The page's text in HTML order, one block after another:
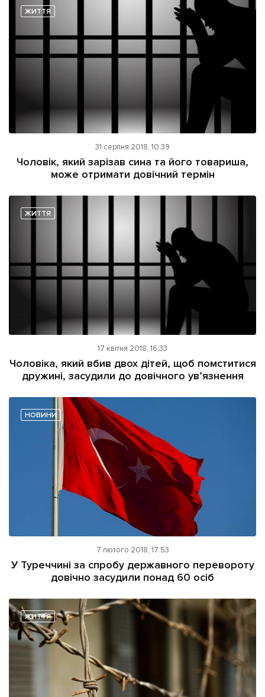
ЖИТТЯ
31 серпня 2018, 10:39
Чоловік, який зарізав сина та його товариша,
може отримати довічний термін
ЖИТТЯ
17 квітня 2018, 16:33
Чоловіка, який вбив двох дітей, щоб помститися
дружині, засудили до довічного ув’язнення
НОВИНИ
7 лютого 2018, 17:53
У Туреччині за спробу державного перевороту
довічно засудили понад 60 осіб
ЖИТТЯ